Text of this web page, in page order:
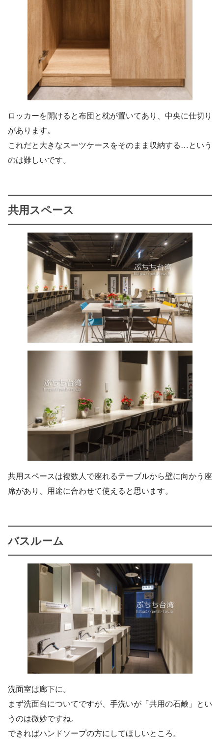
ロッカーを開けると布団と枕が置いてあり、中央に仕切り
があります。
これだと大きなスーツケースをそのまま収納する…という
のは難しいです。
共用スペース
共用スペースは複数人で座れるテーブルから壁に向かう座
席があり、用途に合わせて使えると思います。
バスルーム
洗面室は廊下に。
まず洗面台についてですが、手洗いが「共用の石鹸」とい
うのは微妙ですね。
できればハンドソープの方にしてほしいところ。